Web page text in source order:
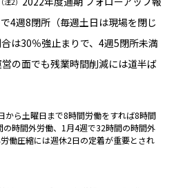
4週8閉所（毎週土日は現場を閉じ
は30％強止まりで、4週5閉所未満
の面でも残業時間削減には道半ば
から土曜日まで8時間労働をすれば8時間
時間外労働、1月4週で32時間の時間外
働圧縮には週休2日の定着が重要とされ